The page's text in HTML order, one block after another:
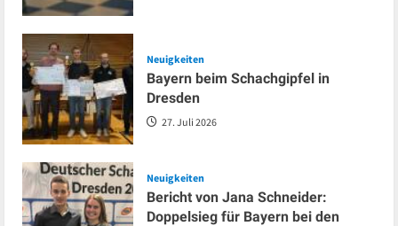
Neuigkeiten
Bayern beim Schachgipfel in
Dresden
27. Juli 2026
Neuigkeiten
Bericht von Jana Schneider:
Doppelsieg für Bayern bei den